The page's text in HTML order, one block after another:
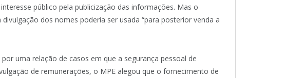
público pela publicização das informações. Mas o
dos nomes poderia ser usada “para posterior venda a
uma relação de casos em que a segurança pessoal de
de remunerações, o MPE alegou que o fornecimento de